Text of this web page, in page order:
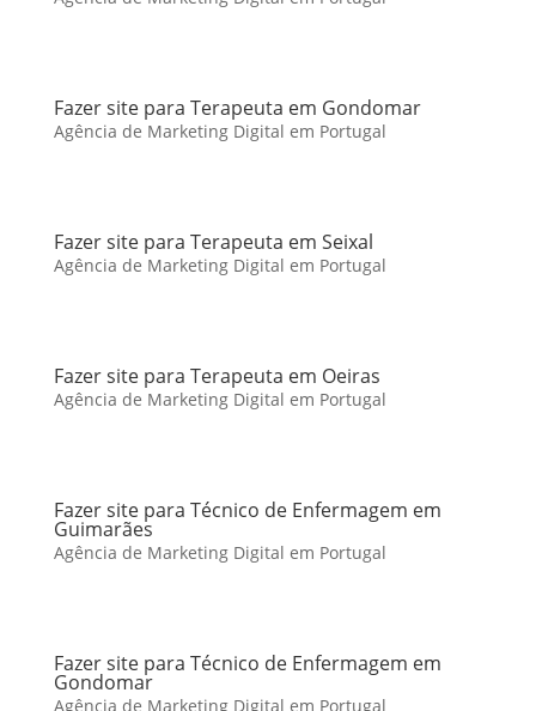
Fazer site para Terapeuta em Gondomar
Agência de Marketing Digital em Portugal
Fazer site para Terapeuta em Seixal
Agência de Marketing Digital em Portugal
Fazer site para Terapeuta em Oeiras
Agência de Marketing Digital em Portugal
Fazer site para Técnico de Enfermagem em
Guimarães
Agência de Marketing Digital em Portugal
Fazer site para Técnico de Enfermagem em
Gondomar
Agência de Marketing Digital em Portugal